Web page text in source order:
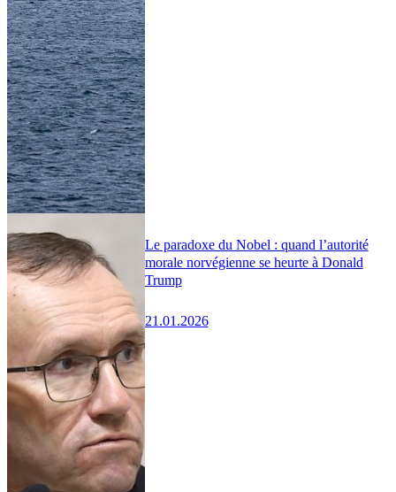
Le paradoxe du Nobel : quand l’autorité
morale norvégienne se heurte à Donald
Trump
21.01.2026